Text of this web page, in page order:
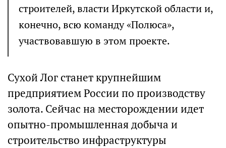
строителей, власти Иркутской области и,
конечно, всю команду «Полюса»,
участвовавшую в этом проекте.
Сухой Лог станет крупнейшим
предприятием России по производству
золота. Сейчас на месторождении идет
опытно-промышленная добыча и
строительство инфраструктуры